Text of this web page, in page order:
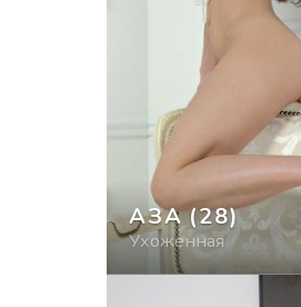
АЗА(28)
Ухоженная